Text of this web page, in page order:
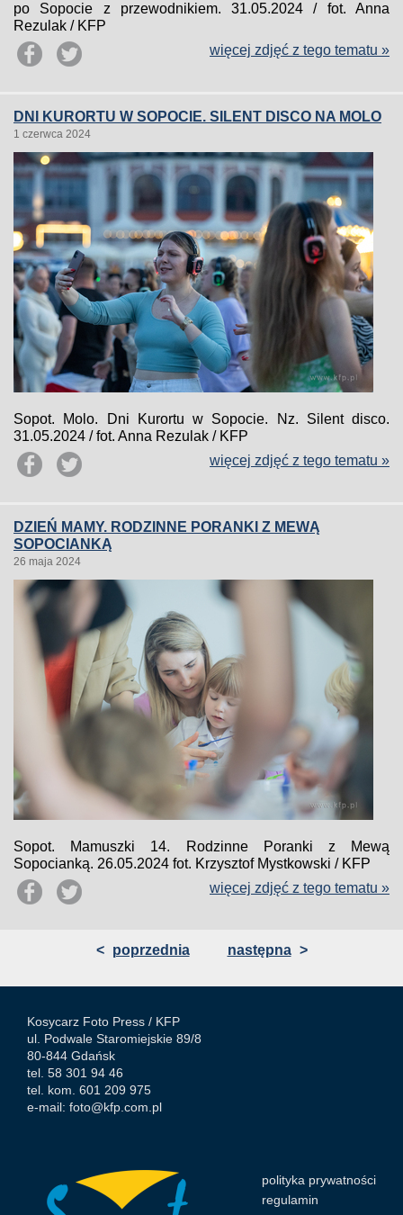
po Sopocie z przewodnikiem. 31.05.2024 / fot. Anna
Rezulak / KFP
więcej zdjęć z tego tematu »
DNI KURORTU W SOPOCIE. SILENT DISCO NA MOLO
1 czerwca 2024
Sopot. Molo. Dni Kurortu w Sopocie. Nz. Silent disco.
31.05.2024 / fot. Anna Rezulak / KFP
więcej zdjęć z tego tematu »
DZIEŃ MAMY. RODZINNE PORANKI Z MEWĄ
SOPOCIANKĄ
26 maja 2024
Sopot. Mamuszki 14. Rodzinne Poranki z Mewą
Sopocianką. 26.05.2024 fot. Krzysztof Mystkowski / KFP
więcej zdjęć z tego tematu »
< poprzednia następna >
Kosycarz Foto Press / KFP
ul. Podwale Staromiejskie 89/8
80-844 Gdańsk
tel. 58 301 94 46
tel. kom. 601 209 975
e-mail: foto@kfp.com.pl
polityka prywatności
regulamin